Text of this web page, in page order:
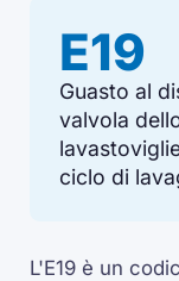
E19
Guasto al
valvola
ciclo di
L'E19 è un